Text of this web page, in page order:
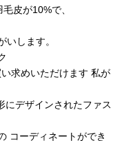
皮が10%で、
します。
求めいただけます 私が
にデザインされたファス
コーディネートができ